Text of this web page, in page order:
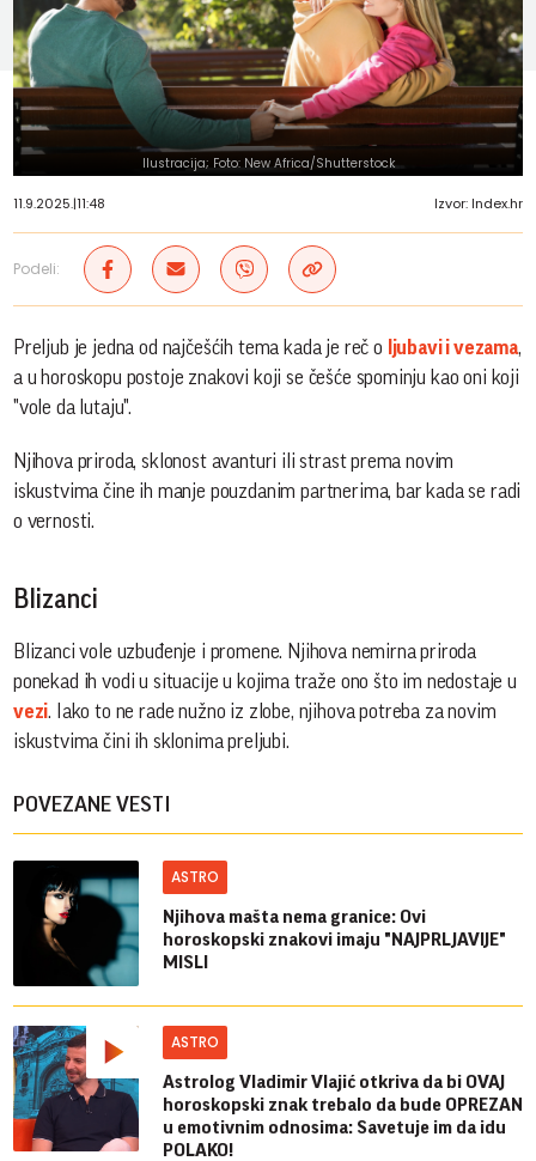
Ilustracija; Foto: New Africa/Shutterstock
11.9.2025.|11:48 Izvor: Index.hr
Podeli:
Preljub je jedna od najčešćih tema kada je reč o ljubavi i vezama,
a u horoskopu postoje znakovi koji se češće spominju kao oni koji
"vole da lutaju".
Njihova priroda, sklonost avanturi ili strast prema novim
iskustvima čine ih manje pouzdanim partnerima, bar kada se radi
o vernosti.
Blizanci
Blizanci vole uzbuđenje i promene. Njihova nemirna priroda
ponekad ih vodi u situacije u kojima traže ono što im nedostaje u
vezi. Iako to ne rade nužno iz zlobe, njihova potreba za novim
iskustvima čini ih sklonima preljubi.
POVEZANE VESTI
ASTRO
Njihova mašta nema granice: Ovi
horoskopski znakovi imaju "NAJPRLJAVIJE"
MISLI
ASTRO
Astrolog Vladimir Vlajić otkriva da bi OVAJ
horoskopski znak trebalo da bude OPREZAN
u emotivnim odnosima: Savetuje im da idu
POLAKO!